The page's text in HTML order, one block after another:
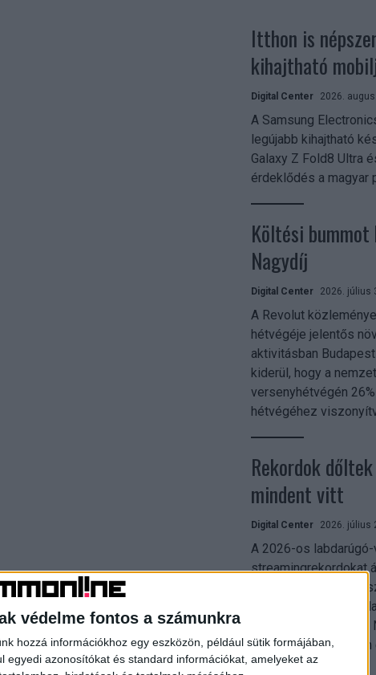
védelme fontos a számunkra
hozzá információkhoz egy eszközön, például sütik formájában,
egyedi azonosítókat és standard információkat, amelyeket az
Itthon is
kihajtható
Digital Center 2026.
A Samsung
legújabb kihajtható
Galaxy Z Fold8 Ultra
érdeklődés a magyar
Költési
Nagydíj
Digital Center 2026. július
A Revolut
hétvégéje jelentős
aktivitásban
kiderül, hogy a
versenyhétvégén
hétvégéhez
Rekordok
mindent vitt
Digital Center 2026. július
A 2026-os
streamingrekordokat
közszolgálati
technológiai
– írja a Broadband
az átlagos nézőszám